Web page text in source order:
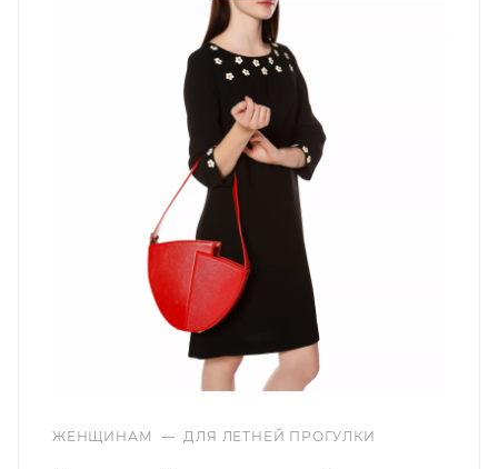
ЖЕНЩИНАМ— ДЛЯ ЛЕТНЕЙ ПРОГУЛКИ